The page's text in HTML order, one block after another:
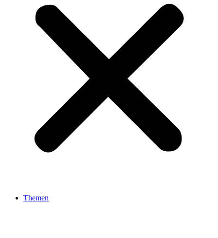
Themen